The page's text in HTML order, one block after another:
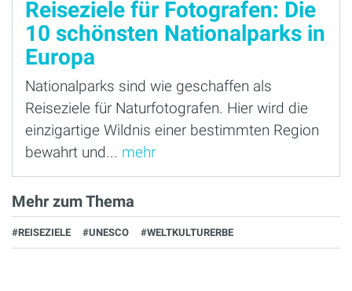
Reiseziele für Fotografen: Die
10 schönsten Nationalparks in
Europa
Nationalparks sind wie geschaffen als
Reiseziele für Naturfotografen. Hier wird die
einzigartige Wildnis einer bestimmten Region
bewahrt und... mehr
Mehr zum Thema
#REISEZIELE #UNESCO #WELTKULTURERBE